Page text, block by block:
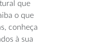
que
o que
conheça
à sua